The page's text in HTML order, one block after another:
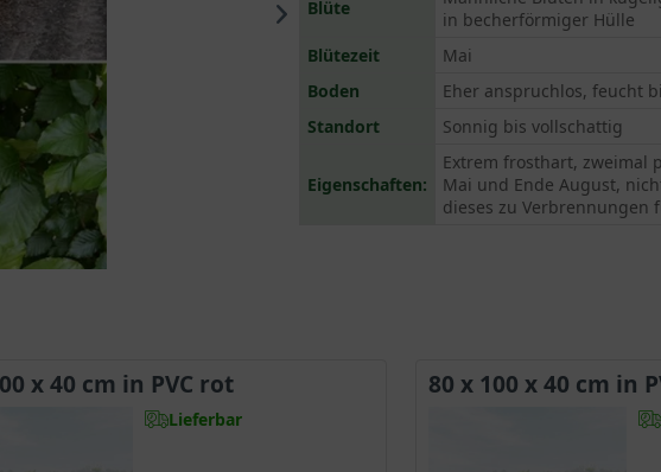
Blüte
in becherförmiger Hülle
Blütezeit
Mai
Boden
Eher anspruchlos, feucht
Standort
Sonnig bis vollschattig
Eigenschaften:
Extrem frosthart, zweimal
Mai und Ende August,
dieses zu Verbrennungen
x 40 cm in PVC rot
Lieferbar
80 x 100 x 40 cm in